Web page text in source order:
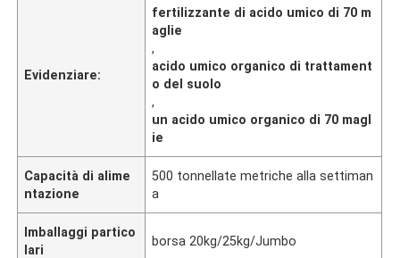
Evidenziare:
fertilizzante di acido umico di 70 m
aglie
,
acido umico organico di trattament
o del suolo
,
un acido umico organico di 70 magl
ie
Capacità di alime
ntazione
500 tonnellate metriche alla settiman
a
Imballaggi partico
lari
borsa 20kg/25kg/Jumbo